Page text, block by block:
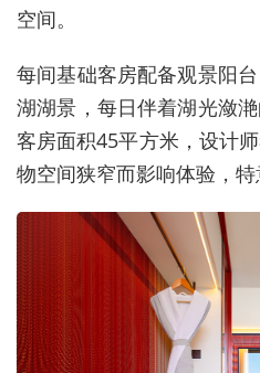
空间。
每间基础客房配备观景阳
湖湖景，每日伴着湖光潋
客房面积45平方米，设计
物空间狭窄而影响体验，特